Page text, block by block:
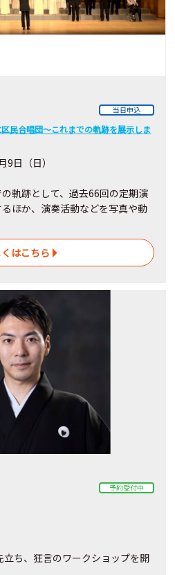
当日申込
民合唱団～これまでの軌跡を展示しま
日（日）
軌跡として、過去66回の定期演
ほか、演奏活動などを写真や動
はこちら
予約受付中
立ち、狂言のワークショップを開